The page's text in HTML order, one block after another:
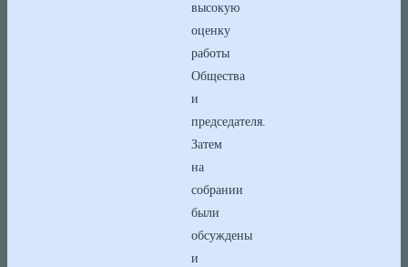
высокую
оценку
работы
Общества
и
председателя.
Затем
на
собрании
были
обсуждены
и